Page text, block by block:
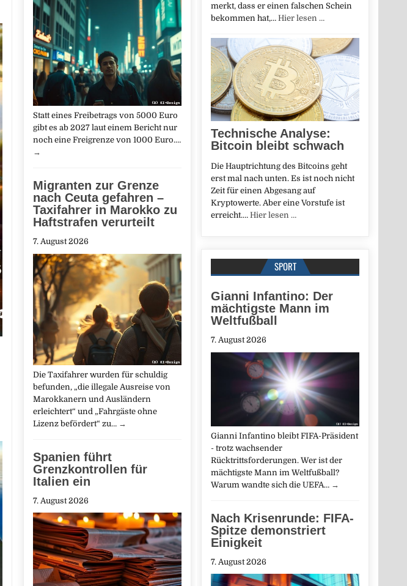
merkt, dass er einen falschen Schein
bekommen hat,… Hier lesen …
Technische Analyse:
Bitcoin bleibt schwach
Die Haupt­richtung des Bitcoins geht
erst mal nach unten. Es ist noch nicht
Zeit für einen Abgesang auf
Kryptowerte. Aber eine Vorstufe ist
erreicht.… Hier lesen …
SPORT
Gianni Infantino: Der
mächtigste Mann im
Weltfußball
7. August 2026
Gianni Infantino bleibt FIFA-Präsident
- trotz wachsender
Rücktrittsforderungen. Wer ist der
mächtigste Mann im Weltfußball?
Warum wandte sich die UEFA… →
Nach Krisenrunde: FIFA-
Spitze demonstriert
Einigkeit
7. August 2026
Statt ​eines Freibetrags ‌von 5000 Euro
gibt es ab 2027 laut einem Bericht nur
noch eine Freigrenze von 1000 Euro.…
→
Migranten zur Grenze
nach Ceuta gefahren –
Taxifahrer in Marokko zu
Haftstrafen verurteilt
7. August 2026
Die Taxifahrer wurden für schuldig
befunden, „die illegale Ausreise von
Marokkanern und Ausländern
erleichtert“ und „Fahrgäste ohne
Lizenz befördert“ zu… →
Spanien führt
Grenzkontrollen für
Italien ein
7. August 2026